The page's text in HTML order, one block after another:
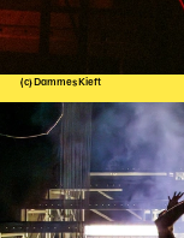
(c) Dammes Kieft